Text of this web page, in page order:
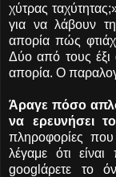
χύτρας
για να λάβουν
απορία πώς
Δύο από τους έξι
απορία. Ο
Άραγε πόσο απλό
να ερευνήσει
πληροφορίες που
λέγαμε ότι
googlάρετε το